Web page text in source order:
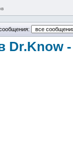
Dr.Know